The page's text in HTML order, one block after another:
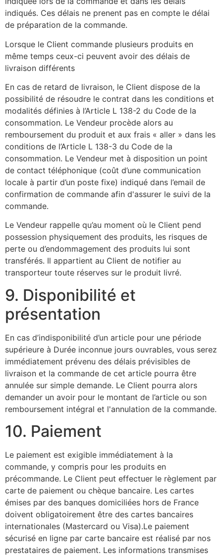
indiqués. Ces délais ne prenent pas en compte le délai
de préparation de la commande.
Lorsque le Client commande plusieurs produits en
même temps ceux-ci peuvent avoir des délais de
livraison différents
En cas de retard de livraison, le Client dispose de la
possibilité de résoudre le contrat dans les conditions et
modalités définies à l’Article L 138-2 du Code de la
consommation. Le Vendeur procède alors au
remboursement du produit et aux frais « aller » dans les
conditions de l’Article L 138-3 du Code de la
consommation. Le Vendeur met à disposition un point
de contact téléphonique (coût d’une communication
locale à partir d’un poste fixe) indiqué dans l’email de
confirmation de commande afin d'assurer le suivi de la
commande.
Le Vendeur rappelle qu’au moment où le Client pend
possession physiquement des produits, les risques de
perte ou d’endommagement des produits lui sont
transférés. Il appartient au Client de notifier au
transporteur toute réserves sur le produit livré.
9. Disponibilité et
présentation
En cas d’indisponibilité d’un article pour une période
supérieure à Durée inconnue jours ouvrables, vous serez
immédiatement prévenu des délais prévisibles de
livraison et la commande de cet article pourra être
annulée sur simple demande. Le Client pourra alors
demander un avoir pour le montant de l’article ou son
remboursement intégral et l'annulation de la commande.
10. Paiement
Le paiement est exigible immédiatement à la
commande, y compris pour les produits en
précommande. Le Client peut effectuer le règlement par
carte de paiement ou chèque bancaire. Les cartes
émises par des banques domiciliées hors de France
doivent obligatoirement être des cartes bancaires
internationales (Mastercard ou Visa).Le paiement
sécurisé en ligne par carte bancaire est réalisé par nos
prestataires de paiement. Les informations transmises